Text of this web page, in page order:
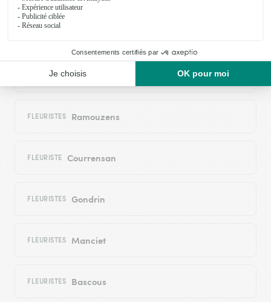
FLEURISTES Noulens
FLEURISTES Ramouzens
FLEURISTE Courrensan
FLEURISTES Gondrin
FLEURISTES Manciet
FLEURISTES Bascous